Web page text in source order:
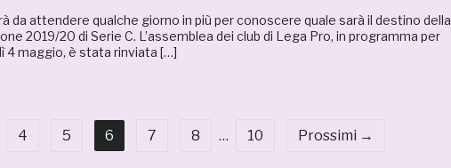
da attendere qualche giorno in più per conoscere quale sarà il destino della
2019/20 di Serie C. L’assemblea dei club di Lega Pro, in programma per
4 maggio, è stata rinviata […]
4 5 6 7 8 … 10 Prossimi →